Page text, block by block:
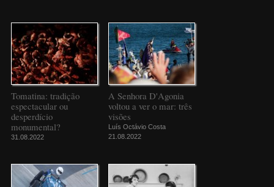
Tomatina: tradição
espectacular ou
desperdício
monumental?
31.08.2022
A Senhora D'Agonia
voltou a ver o mar: três
visões
Luís Octávio Costa
21.08.2022